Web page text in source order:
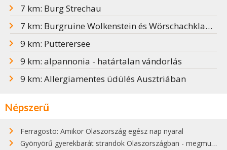
7 km: Burg Strechau
7 km: Burgruine Wolkenstein és Wörschachklamm
9 km: Putterersee
9 km: alpannonia - határtalan vándorlás
9 km: Allergiamentes üdülés Ausztriában
Népszerű
Ferragosto: Amikor Olaszország egész nap nyaral
Gyönyörű gyerekbarát strandok Olaszországban - megmutatjuk a 15 legjobbat